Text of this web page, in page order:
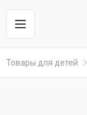
Товары для детей